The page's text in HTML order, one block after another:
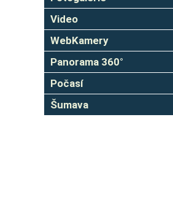
Video
WebKamery
Panorama 360°
Počasí
Šumava